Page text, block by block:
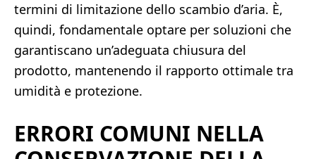
termini di limitazione dello scambio d’aria. È,
quindi, fondamentale optare per soluzioni che
garantiscano un’adeguata chiusura del
prodotto, mantenendo il rapporto ottimale tra
umidità e protezione.
ERRORI COMUNI NELLA